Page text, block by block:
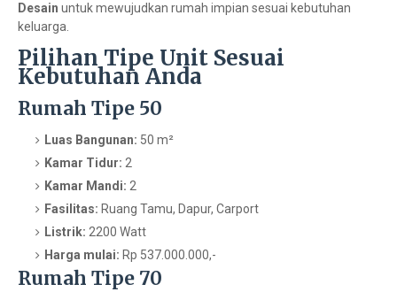
Desain untuk mewujudkan rumah impian sesuai kebutuhan
keluarga.
Pilihan Tipe Unit Sesuai
Kebutuhan Anda
Rumah Tipe 50
Luas Bangunan: 50 m²
Kamar Tidur: 2
Kamar Mandi: 2
Fasilitas: Ruang Tamu, Dapur, Carport
Listrik: 2200 Watt
Harga mulai: Rp 537.000.000,-
Rumah Tipe 70